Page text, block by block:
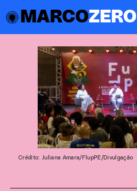
MARCOZERO
Crédito: Juliana Amara/FlupPE/Divulgação